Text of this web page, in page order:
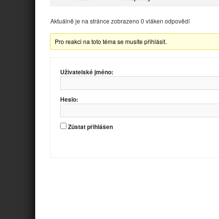
Aktuálně je na stránce zobrazeno 0 vláken odpovědí
Pro reakci na toto téma se musíte přihlásit.
Uživatelské jméno:
Heslo:
Zůstat přihlášen